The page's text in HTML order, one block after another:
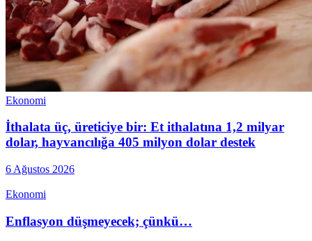
Ekonomi
İthalata üç, üreticiye bir: Et ithalatına 1,2 milyar
dolar, hayvancılığa 405 milyon dolar destek
6 Ağustos 2026
Ekonomi
Enflasyon düşmeyecek; çünkü…